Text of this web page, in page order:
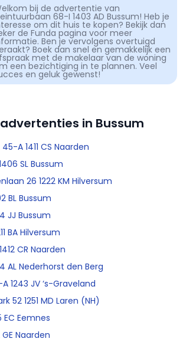
bij de advertentie van
68-I 1403 AD Bussum! Heb je
om dit huis te kopen? Bekijk dan
de Funda pagina voor meer
Ben je vervolgens overtuigd
Boek dan snel en gemakkelijk een
met de makelaar van de woning
een bezichtiging in te plannen. Veel
en geluk gewenst!
in Bussum
A 1411 CS Naarden
SL Bussum
26 1222 KM Hilversum
BL Bussum
JJ Bussum
BA Hilversum
CR Naarden
AL Nederhorst den Berg
1243 JV ‘s-Graveland
52 1251 MD Laren (NH)
Eemnes
Naarden